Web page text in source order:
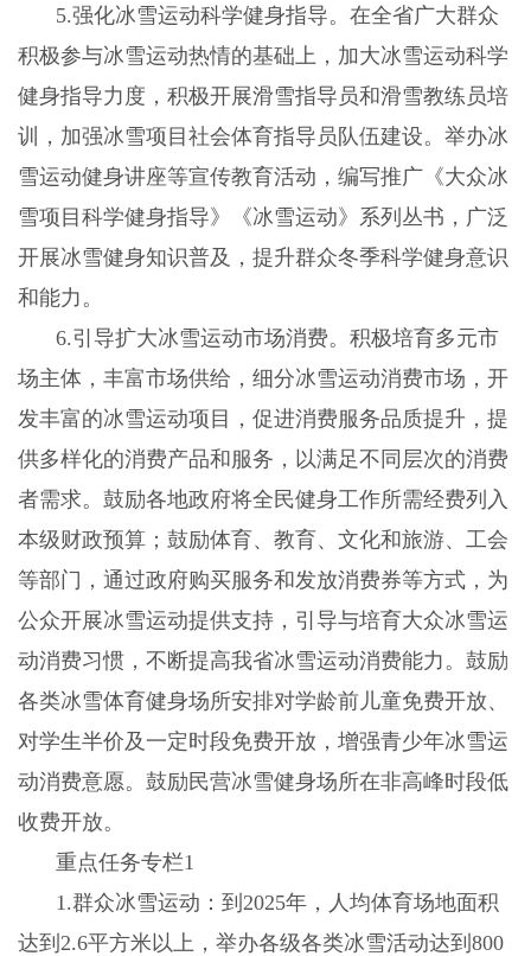
5.强化冰雪运动科学健身指导。在全省广大群众
积极参与冰雪运动热情的基础上，加大冰雪运动科学
健身指导力度，积极开展滑雪指导员和滑雪教练员培
训，加强冰雪项目社会体育指导员队伍建设。举办冰
雪运动健身讲座等宣传教育活动，编写推广《大众冰
雪项目科学健身指导》《冰雪运动》系列丛书，广泛
开展冰雪健身知识普及，提升群众冬季科学健身意识
和能力。
6.引导扩大冰雪运动市场消费。积极培育多元市
场主体，丰富市场供给，细分冰雪运动消费市场，开
发丰富的冰雪运动项目，促进消费服务品质提升，提
供多样化的消费产品和服务，以满足不同层次的消费
者需求。鼓励各地政府将全民健身工作所需经费列入
本级财政预算；鼓励体育、教育、文化和旅游、工会
等部门，通过政府购买服务和发放消费券等方式，为
公众开展冰雪运动提供支持，引导与培育大众冰雪运
动消费习惯，不断提高我省冰雪运动消费能力。鼓励
各类冰雪体育健身场所安排对学龄前儿童免费开放、
对学生半价及一定时段免费开放，增强青少年冰雪运
动消费意愿。鼓励民营冰雪健身场所在非高峰时段低
收费开放。
重点任务专栏1
1.群众冰雪运动：到 2025年，人均体育场地面积
达到 2.6平方米以上，举办各级各类冰雪活动达到 800